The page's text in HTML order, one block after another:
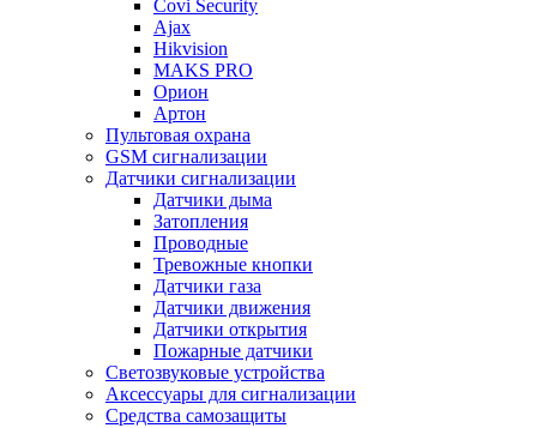
Covi Security
Ajax
Hikvision
MAKS PRO
Орион
Артон
Пультовая охрана
GSM сигнализации
Датчики сигнализации
Датчики дыма
Затопления
Проводные
Тревожные кнопки
Датчики газа
Датчики движения
Датчики открытия
Пожарные датчики
Светозвуковые устройства
Аксессуары для сигнализации
Средства самозащиты